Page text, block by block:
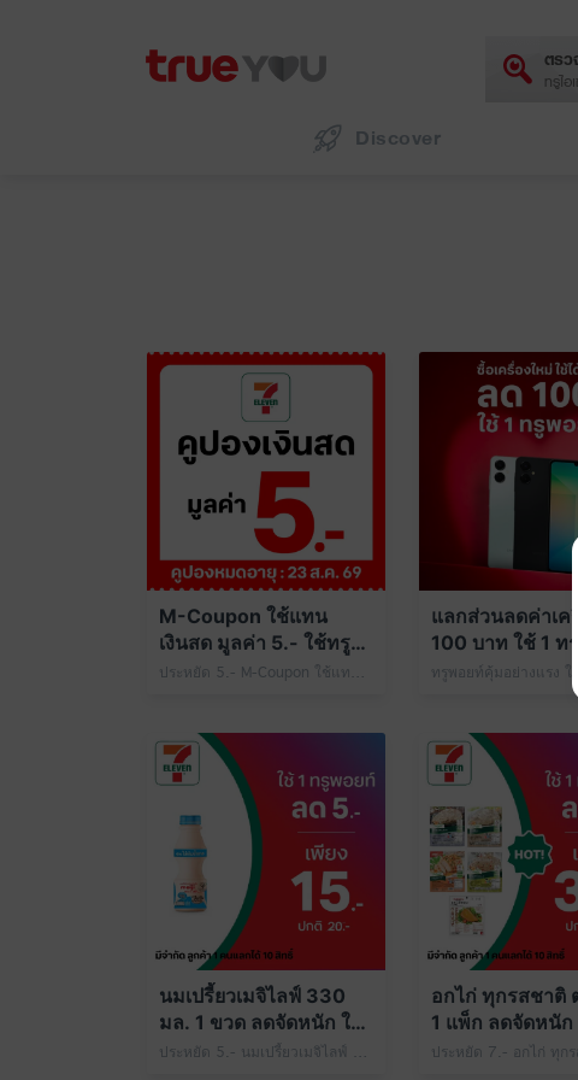
ตรว
ทรูไอ
Discover
M-Coupon ใช้แทน
เงินสด มูลค่า 5.- ใช้ทรู
พอยท์ 49 คะแนน
ประหยัด 5.- M-Coupon ใช้แทนเงินสด มูลค่า 5.- ใช้ทรูพอยท์ 49 คะแนน
แลกส่วนลดค่าเค
100 บาท ใช้ 1 ทรู
ที่ 7-Eleven
นมเปรี้ยวเมจิไลฟ์ 330
มล. 1 ขวด ลดจัดหนัก ใช้
1 ทรูพอยท์
ประหยัด 5.- นมเปรี้ยวเมจิไลฟ์ 330 มล. 1 ขวด เพียง 15.- ปกติ 20.- ใช้ 1 ทรูพอยท์
อกไก่ ทุกรสชาติ
1 แพ็ก ลดจัดหนัก
พอยท์